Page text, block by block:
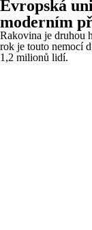
Evropská
moderním
Rakovina je druhou
rok je touto nemocí
1,2 milionů lidí.